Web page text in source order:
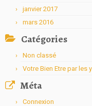
janvier 2017
mars 2016
Catégories
Non classé
Votre Bien Etre par les
Méta
Connexion